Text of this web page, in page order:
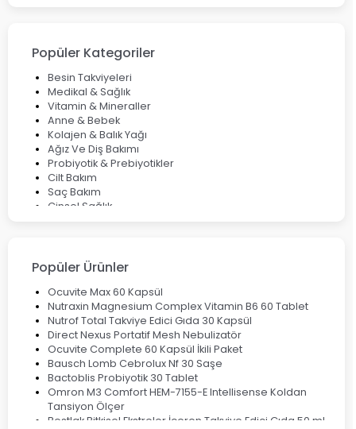
Çözüm Yolları
Bocavirüs Enfeksiyonu Hakkında Bilmeniz Gerekenler
Deep Flex Topraklama Matı Nedir? Detaylı Rehber
Mumiyo Nedir? Faydaları ve Kullanım Alanları Nelerdir?
Popüler Kategoriler
Besin Takviyeleri
Medikal & Sağlık
Vitamin & Mineraller
Anne & Bebek
Kolajen & Balık Yağı
Ağız Ve Diş Bakımı
Probiyotik & Prebiyotikler
Cilt Bakım
Saç Bakım
Cinsel Sağlık
Popüler Ürünler
Ocuvite Max 60 Kapsül
Nutraxin Magnesium Complex Vitamin B6 60 Tablet
Nutrof Total Takviye Edici Gıda 30 Kapsül
Direct Nexus Portatif Mesh Nebulizatör
Ocuvite Complete 60 Kapsül İkili Paket
Bausch Lomb Cebrolux Nf 30 Saşe
Bactoblis Probiyotik 30 Tablet
Omron M3 Comfort HEM-7155-E Intellisense Koldan
Tansiyon Ölçer
Bestlak Bitkisel Ekstreler İçeren Takviye Edici Gıda 50 ml